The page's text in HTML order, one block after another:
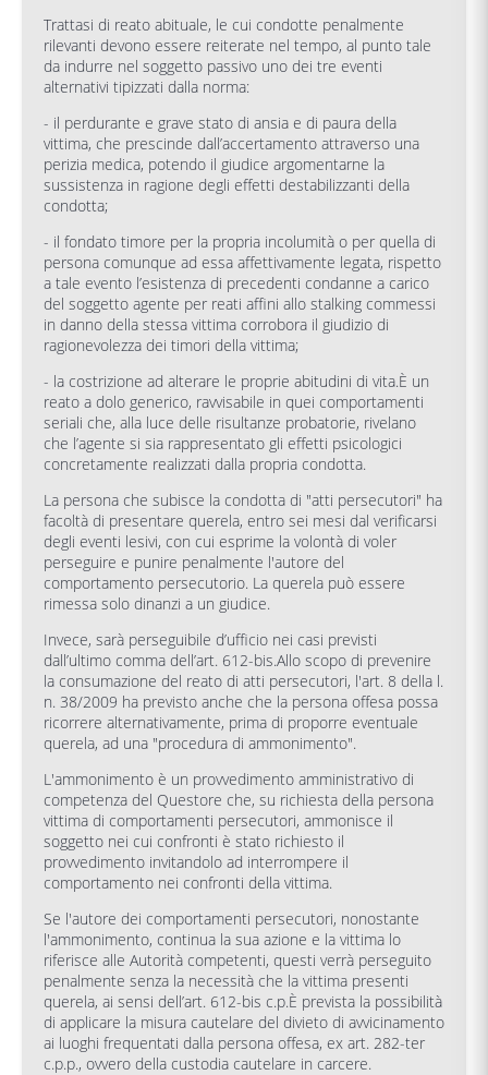
Trattasi di reato abituale, le cui condotte penalmente
rilevanti devono essere reiterate nel tempo, al punto tale
da indurre nel soggetto passivo uno dei tre eventi
alternativi tipizzati dalla norma:
- il perdurante e grave stato di ansia e di paura della
vittima, che prescinde dall’accertamento attraverso una
perizia medica, potendo il giudice argomentarne la
sussistenza in ragione degli effetti destabilizzanti della
condotta;
- il fondato timore per la propria incolumità o per quella di
persona comunque ad essa affettivamente legata, rispetto
a tale evento l’esistenza di precedenti condanne a carico
del soggetto agente per reati affini allo stalking commessi
in danno della stessa vittima corrobora il giudizio di
ragionevolezza dei timori della vittima;
- la costrizione ad alterare le proprie abitudini di vita.È un
reato a dolo generico, ravvisabile in quei comportamenti
seriali che, alla luce delle risultanze probatorie, rivelano
che l’agente si sia rappresentato gli effetti psicologici
concretamente realizzati dalla propria condotta.
La persona che subisce la condotta di "atti persecutori" ha
facoltà di presentare querela, entro sei mesi dal verificarsi
degli eventi lesivi, con cui esprime la volontà di voler
perseguire e punire penalmente l'autore del
comportamento persecutorio. La querela può essere
rimessa solo dinanzi a un giudice.
Invece, sarà perseguibile d’ufficio nei casi previsti
dall’ultimo comma dell’art. 612-bis.Allo scopo di prevenire
la consumazione del reato di atti persecutori, l'art. 8 della l.
n. 38/2009 ha previsto anche che la persona offesa possa
ricorrere alternativamente, prima di proporre eventuale
querela, ad una "procedura di ammonimento".
L'ammonimento è un provvedimento amministrativo di
competenza del Questore che, su richiesta della persona
vittima di comportamenti persecutori, ammonisce il
soggetto nei cui confronti è stato richiesto il
provvedimento invitandolo ad interrompere il
comportamento nei confronti della vittima.
Se l'autore dei comportamenti persecutori, nonostante
l'ammonimento, continua la sua azione e la vittima lo
riferisce alle Autorità competenti, questi verrà perseguito
penalmente senza la necessità che la vittima presenti
querela, ai sensi dell’art. 612-bis c.p.È prevista la possibilità
di applicare la misura cautelare del divieto di avvicinamento
ai luoghi frequentati dalla persona offesa, ex art. 282-ter
c.p.p., ovvero della custodia cautelare in carcere.